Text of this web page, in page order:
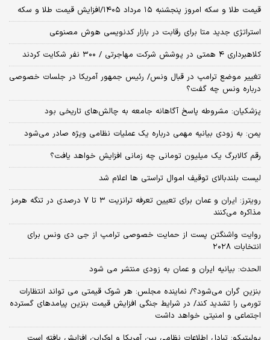
قیمت طلا و سکه امروز پنجشنبه ۱۵ مرداد ۱۴۰۵/افزایش قیمت طلا و سکه
استراتژی جدید متا برای رقابت در بازار کدنویسی هوش مصنوعی
کلاهبرداری ۴ همتی در پوشش شرکت مهاجرتی / ۳۰۰ نفر شکایت کردند
تغییر موضع ترامپ در قبال ونس/ رئیس جمهور آمریکا در جلسات خصوصی
درباره ونس چه گفت؟
پزشکیان: مشروطه پاسخ آگاهانه جامعه به چالش‌های تاریخی بود
یمن: به زودی بیانیه مهمی درباره یک عملیات نظامی ویژه صادر می‌شود
رقم کالابرگ یک میلیون تومانی چه زمانی افزایش خواهد یافت؟
لیست بلندبالای توقیف اموال تراستی ها اعلام شد
رویترز: ایران و عمان برای تعیین تعرفه ترانزیت ۳ تا ۷ درصدی در تنگه هرمز
مذاکره می‌کنند
روایت واشنگتن پست از حمایت خصوصی ترامپ از جی دی ونس برای
انتخابات ۲۰۲۸
الحدث: بیانیه ایران و عمان به زودی منتشر می شود
بنزین گران می‌شود؟/ نماینده مجلس: هر شوک قیمتی می تواند انتظارات
تورمی را تشدید کند/ در شرایط جنگی افزایش قیمت بنزین پیامدهای گسترده
اجتماعی و امنیتی خواهد داشت